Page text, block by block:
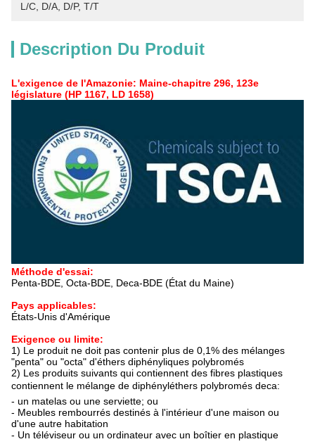
L/C, D/A, D/P, T/T
Description Du Produit
L'exigence de l'Amazonie: Maine-chapitre 296, 123e
législature (HP 1167, LD 1658)
Méthode d'essai:
Penta-BDE, Octa-BDE, Deca-BDE (État du Maine)
Pays applicables:
États-Unis d'Amérique
Exigence ou limite:
1) Le produit ne doit pas contenir plus de 0,1% des mélanges
"penta" ou "octa" d'éthers diphényliques polybromés
2) Les produits suivants qui contiennent des fibres plastiques
contiennent le mélange de diphényléthers polybromés deca:
- un matelas ou une serviette; ou
- Meubles rembourrés destinés à l'intérieur d'une maison ou
d'une autre habitation
- Un téléviseur ou un ordinateur avec un boîtier en plastique